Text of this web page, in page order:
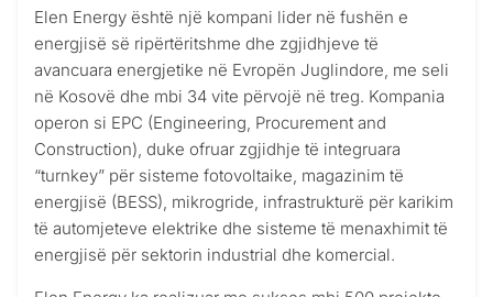
Elen Energy është një kompani lider në fushën e
energjisë së ripërtëritshme dhe zgjidhjeve të
avancuara energjetike në Evropën Juglindore, me seli
në Kosovë dhe mbi 34 vite përvojë në treg. Kompania
operon si EPC (Engineering, Procurement and
Construction), duke ofruar zgjidhje të integruara
“turnkey” për sisteme fotovoltaike, magazinim të
energjisë (BESS), mikrogride, infrastrukturë për karikim
të automjeteve elektrike dhe sisteme të menaxhimit të
energjisë për sektorin industrial dhe komercial.